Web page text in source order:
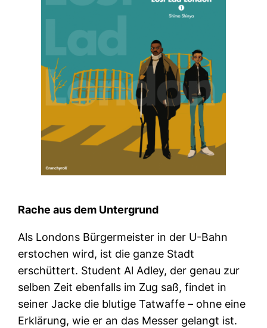
Rache aus dem Untergrund
Als Londons Bürgermeister in der U-Bahn
erstochen wird, ist die ganze Stadt
erschüttert. Student Al Adley, der genau zur
selben Zeit ebenfalls im Zug saß, findet in
seiner Jacke die blutige Tatwaffe – ohne eine
Erklärung, wie er an das Messer gelangt ist.